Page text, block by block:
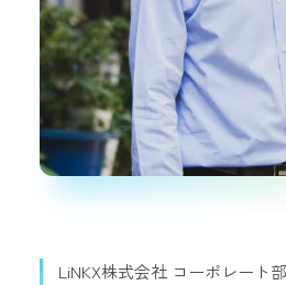
LiNKX株式会社 コーポレート